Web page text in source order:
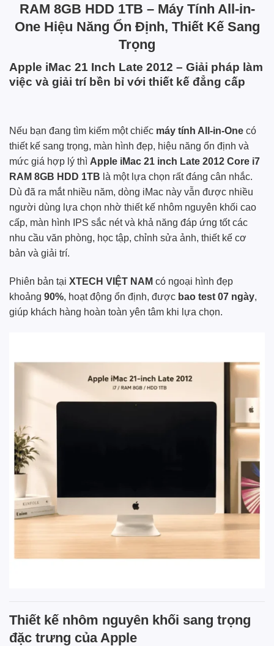
RAM 8GB HDD 1TB – Máy Tính All-in-
One Hiệu Năng Ổn Định, Thiết Kế Sang
Trọng
Apple iMac 21 Inch Late 2012 – Giải pháp làm
việc và giải trí bền bỉ với thiết kế đẳng cấp
Nếu bạn đang tìm kiếm một chiếc máy tính All-in-One có
thiết kế sang trọng, màn hình đẹp, hiệu năng ổn định và
mức giá hợp lý thì Apple iMac 21 inch Late 2012 Core i7
RAM 8GB HDD 1TB là một lựa chọn rất đáng cân nhắc.
Dù đã ra mắt nhiều năm, dòng iMac này vẫn được nhiều
người dùng lựa chọn nhờ thiết kế nhôm nguyên khối cao
cấp, màn hình IPS sắc nét và khả năng đáp ứng tốt các
nhu cầu văn phòng, học tập, chỉnh sửa ảnh, thiết kế cơ
bản và giải trí.
Phiên bản tại XTECH VIỆT NAM có ngoại hình đẹp
khoảng 90%, hoạt động ổn định, được bao test 07 ngày,
giúp khách hàng hoàn toàn yên tâm khi lựa chọn.
Thiết kế nhôm nguyên khối sang trọng
đặc trưng của Apple